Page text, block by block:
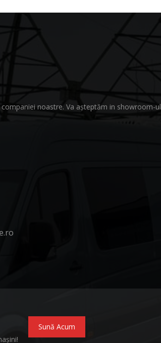
noastre. Va așteptăm in showroom-ul
Sună Acum